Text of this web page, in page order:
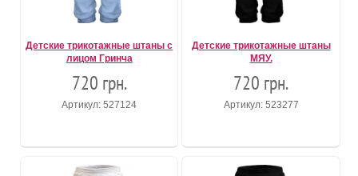
Детские трикотажные штаны с
лицом Гринча
720 грн.
Артикул: 527124
Детские трикотажные штаны
МЯУ.
720 грн.
Артикул: 523277